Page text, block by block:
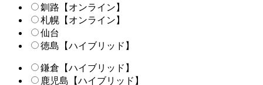
釧路【オンライン】
札幌【オンライン】
仙台
徳島【ハイブリッド】
鎌倉【ハイブリッド】
鹿児島【ハイブリッド】